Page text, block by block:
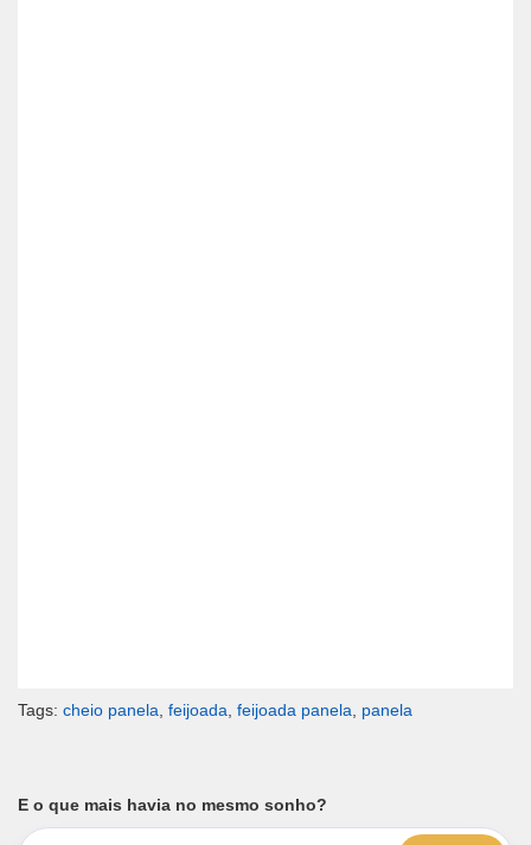
Tags: cheio panela, feijoada, feijoada panela, panela
E o que mais havia no mesmo sonho?